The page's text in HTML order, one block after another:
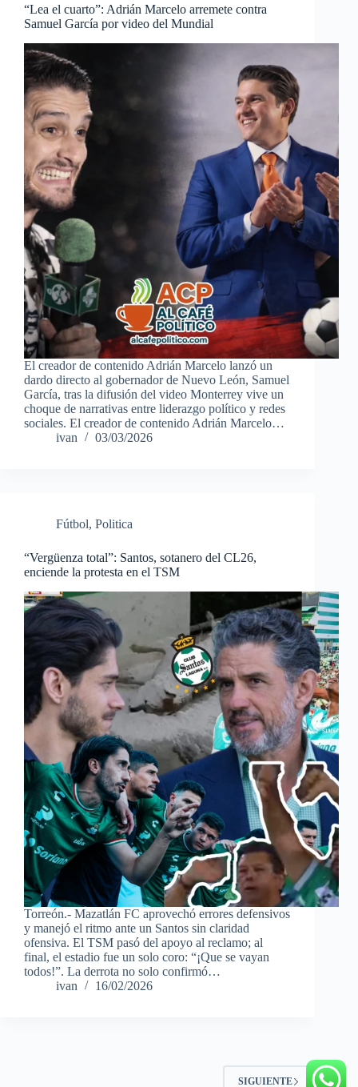
“Lea el cuarto”: Adrián Marcelo arremete contra
Samuel García por video del Mundial
El creador de contenido Adrián Marcelo lanzó un
dardo directo al gobernador de Nuevo León, Samuel
García, tras la difusión del video Monterrey vive un
choque de narrativas entre liderazgo político y redes
sociales. El creador de contenido Adrián Marcelo…
ivan
03/03/2026
Fútbol, Politica
“Vergüenza total”: Santos, sotanero del CL26,
enciende la protesta en el TSM
Torreón.- Mazatlán FC aprovechó errores defensivos
y manejó el ritmo ante un Santos sin claridad
ofensiva. El TSM pasó del apoyo al reclamo; al
final, el estadio fue un solo coro: “¡Que se vayan
todos!”. La derrota no solo confirmó…
ivan
16/02/2026
SIGUIENTE